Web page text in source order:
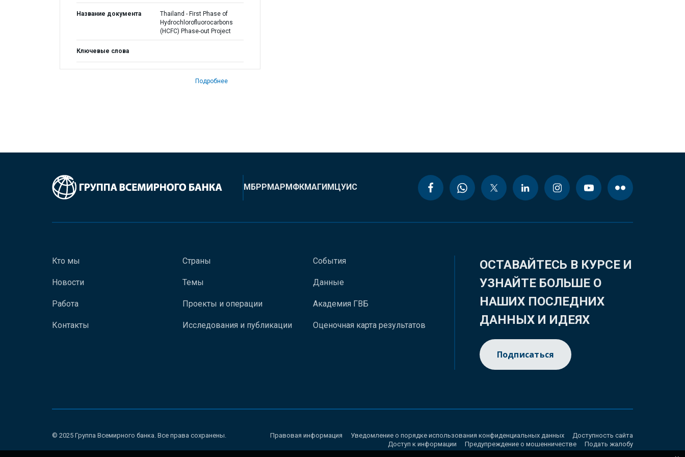
Название документа
Thailand - First Phase of
Hydrochlorofluorocarbons
(HCFC) Phase-out Project
Ключевые слова
Подробнее
МБРРМАРМФКМАГИМЦУИС
Кто мы
Новости
Работа
Контакты
Страны
Темы
Проекты и операции
Исследования и публикации
События
Данные
Академия ГВБ
Оценочная карта результатов
ОСТАВАЙТЕСЬ В КУРСЕ И
УЗНАЙТЕ БОЛЬШЕ О
НАШИХ ПОСЛЕДНИХ
ДАННЫХ И ИДЕЯХ
Подписаться
© 2025 Группа Всемирного банка. Все права сохранены. Правовая информация Уведомление о порядке использования конфиденциальных данных
Доступность сайта
Доступ к информации
Предупреждение о мошенничестве Подать жалобу